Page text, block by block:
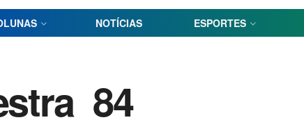
NOTÍCIAS ESPORTES
84